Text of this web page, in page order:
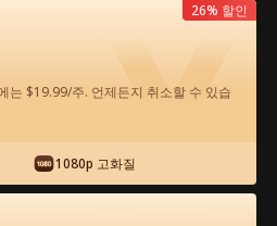
는 $19.99/주. 언제든지 취소할 수 있습
1080p 고화질
26% 할인